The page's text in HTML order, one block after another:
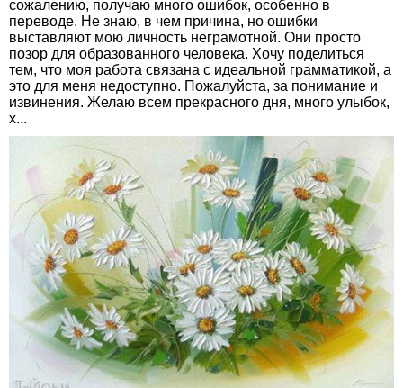
сожалению, получаю много ошибок, особенно в
переводе. Не знаю, в чем причина, но ошибки
выставляют мою личность неграмотной. Они просто
позор для образованного человека. Хочу поделиться
тем, что моя работа связана с идеальной грамматикой, а
это для меня недоступно. Пожалуйста, за понимание и
извинения. Желаю всем прекрасного дня, много улыбок,
х...